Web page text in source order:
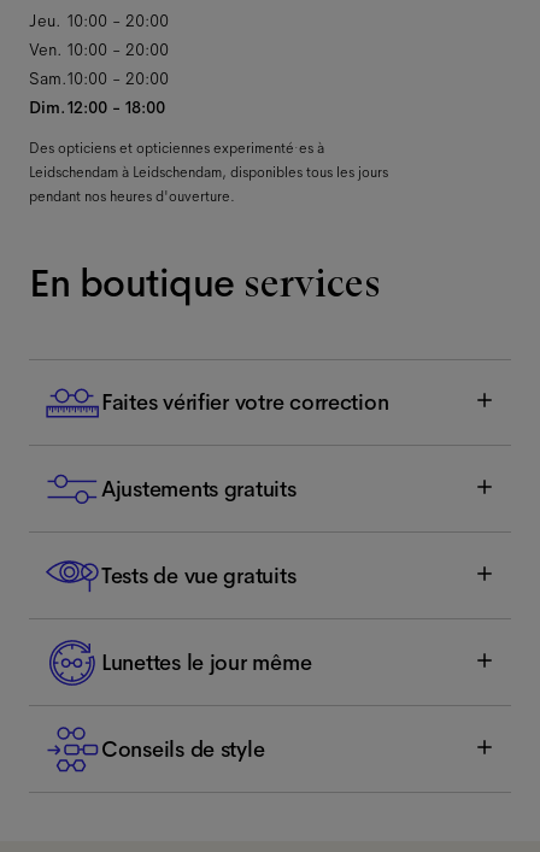
Jeu.
Ven.
Sam.
Dim.
10:00 - 20:00
10:00 - 20:00
10:00 - 20:00
12:00 - 18:00
Des opticiens et opticiennes experimenté·es à
Leidschendam à Leidschendam, disponibles tous les jours
pendant nos heures d'ouverture.
En boutique services
Faites vérifier votre correction
Ajustements gratuits
Tests de vue gratuits
Lunettes le jour même
Conseils de style